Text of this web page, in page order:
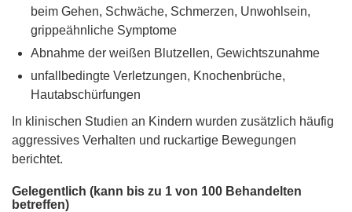
beim Gehen, Schwäche, Schmerzen, Unwohlsein,
grippeähnliche Symptome
Abnahme der weißen Blutzellen, Gewichtszunahme
unfallbedingte Verletzungen, Knochenbrüche,
Hautabschürfungen
In klinischen Studien an Kindern wurden zusätzlich häufig
aggressives Verhalten und ruckartige Bewegungen
berichtet.
Gelegentlich (kann bis zu 1 von 100 Behandelten
betreffen)